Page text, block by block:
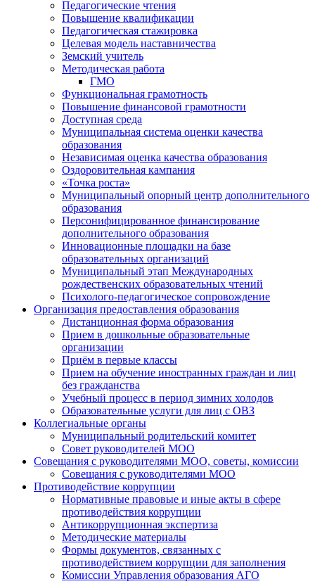
Педагогические чтения
Повышение квалификации
Педагогическая стажировка
Целевая модель наставничества
Земский учитель
Методическая работа
ГМО
Функциональная грамотность
Повышение финансовой грамотности
Доступная среда
Муниципальная система оценки качества
образования
Независимая оценка качества образования
Оздоровительная кампания
«Точка роста»
Муниципальный опорный центр дополнительного
образования
Персонифицированное финансирование
дополнительного образования
Инновационные площадки на базе
образовательных организаций
Муниципальный этап Международных
рождественских образовательных чтений
Психолого-педагогическое сопровождение
Организация предоставления образования
Дистанционная форма образования
Прием в дошкольные образовательные
организации
Приём в первые классы
Прием на обучение иностранных граждан и лиц
без гражданства
Учебный процесс в период зимних холодов
Образовательные услуги для лиц с ОВЗ
Коллегиальные органы
Муниципальный родительский комитет
Совет руководителей МОО
Совещания с руководителями МОО, советы, комиссии
Совещания с руководителями МОО
Противодействие коррупции
Нормативные правовые и иные акты в сфере
противодействия коррупции
Антикоррупционная экспертиза
Методические материалы
Формы документов, связанных с
противодействием коррупции для заполнения
Комиссии Управления образования АГО